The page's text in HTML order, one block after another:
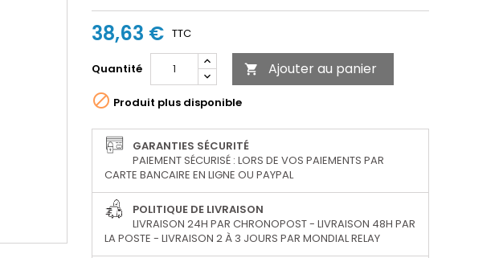
38,63 € TTC
Quantité  Ajouter au panier
 Produit plus disponible
GARANTIES SÉCURITÉ
PAIEMENT SÉCURISÉ : LORS DE VOS PAIEMENTS PAR
CARTE BANCAIRE EN LIGNE OU PAYPAL
POLITIQUE DE LIVRAISON
LIVRAISON 24H PAR CHRONOPOST - LIVRAISON 48H PAR
LA POSTE - LIVRAISON 2 À 3 JOURS PAR MONDIAL RELAY